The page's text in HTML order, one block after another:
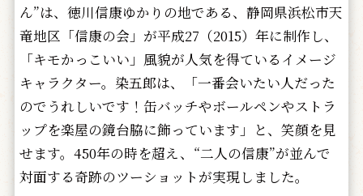
ん”は、徳川信康ゆかりの地である、静岡県浜松市天
竜地区「信康の会」が平成27（2015）年に制作し、
「キモかっこいい」風貌が人気を得ているイメージ
キャラクター。染五郎は、「一番会いたい人だった
のでうれしいです！缶バッチやボールペンやストラ
ップを楽屋の鏡台脇に飾っています」と、笑顔を見
せます。450年の時を超え、“二人の信康”が並んで
対面する奇跡のツーショットが実現しました。